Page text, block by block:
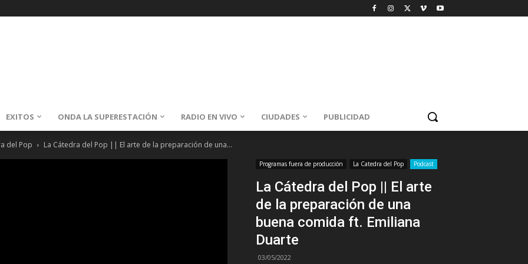
EXITOS ONDA LA SUPERESTACIÓN RADIO EN VIVO CIUDADES PUBLICIDAD
del Pop La Cátedra del Pop || El arte de la preparación de una...
Programas fuera de producción La Catedra del Pop Podcast
La Cátedra del Pop || El arte
de la preparación de una
buena comida ft. Emiliana
Duarte
03/05/2022